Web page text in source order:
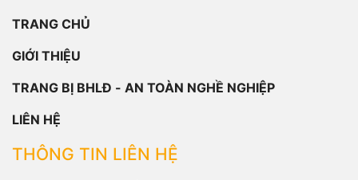
TRANG CHỦ
GIỚI THIỆU
TRANG BỊ BHLĐ - AN TOÀN NGHỀ NGHIỆP
LIÊN HỆ
THÔNG TIN LIÊN HỆ